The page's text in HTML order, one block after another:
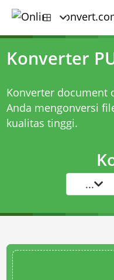
Konverter
Konverter document
Anda mengonversi
kualitas tinggi.
...